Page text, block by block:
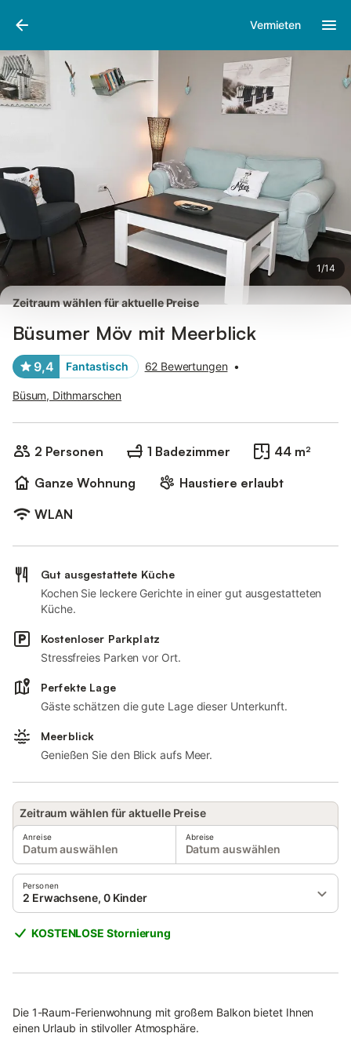
Vermieten
1/14
Bilder
Zeitraum wählen für aktuelle Preise
Büsumer Möv mit Meerblick
9,4 Fantastisch 62 Bewertungen •
Büsum, Dithmarschen
2 Personen 1 Badezimmer
44 m²
Ganze Wohnung
Haustiere erlaubt
WLAN
Gut ausgestattete Küche
Kochen Sie leckere Gerichte in einer gut ausgestatteten
Küche.
Kostenloser Parkplatz
Stressfreies Parken vor Ort.
Perfekte Lage
Gäste schätzen die gute Lage dieser Unterkunft.
Meerblick
Genießen Sie den Blick aufs Meer.
Zeitraum wählen für aktuelle Preise
Anreise
Datum auswählen
Abreise
Datum auswählen
Personen
2 Erwachsene, 0 Kinder
KOSTENLOSE Stornierung
Die 1-Raum-Ferienwohnung mit großem Balkon bietet Ihnen
einen Urlaub in stilvoller Atmosphäre.